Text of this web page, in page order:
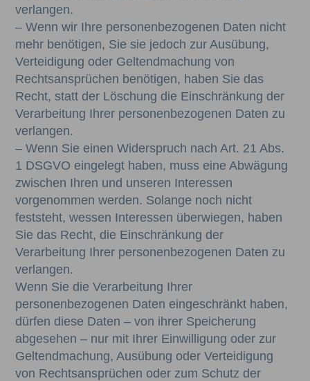
verlangen.
– Wenn wir Ihre personenbezogenen Daten nicht
mehr benötigen, Sie sie jedoch zur Ausübung,
Verteidigung oder Geltendmachung von
Rechtsansprüchen benötigen, haben Sie das
Recht, statt der Löschung die Einschränkung der
Verarbeitung Ihrer personenbezogenen Daten zu
verlangen.
– Wenn Sie einen Widerspruch nach Art. 21 Abs.
1 DSGVO eingelegt haben, muss eine Abwägung
zwischen Ihren und unseren Interessen
vorgenommen werden. Solange noch nicht
feststeht, wessen Interessen überwiegen, haben
Sie das Recht, die Einschränkung der
Verarbeitung Ihrer personenbezogenen Daten zu
verlangen.
Wenn Sie die Verarbeitung Ihrer
personenbezogenen Daten eingeschränkt haben,
dürfen diese Daten – von ihrer Speicherung
abgesehen – nur mit Ihrer Einwilligung oder zur
Geltendmachung, Ausübung oder Verteidigung
von Rechtsansprüchen oder zum Schutz der